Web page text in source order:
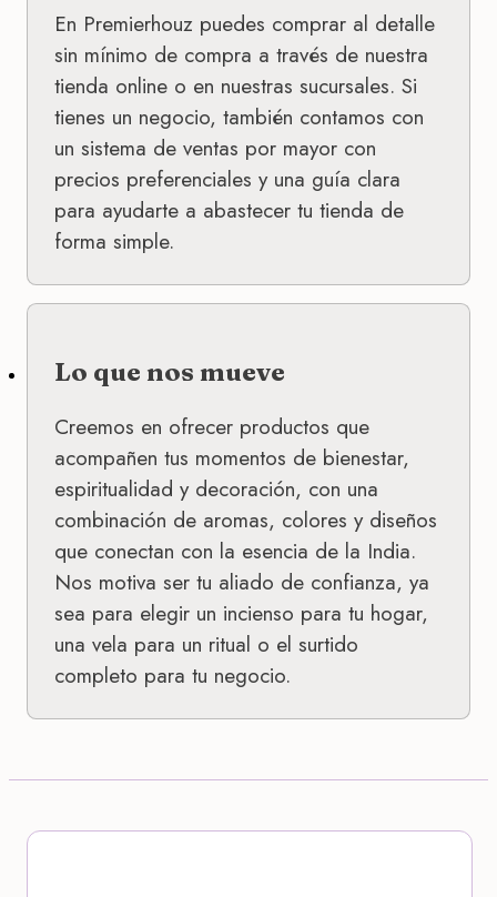
En Premierhouz puedes comprar al detalle
sin mínimo de compra a través de nuestra
tienda online o en nuestras sucursales. Si
tienes un negocio, también contamos con
un sistema de ventas por mayor con
precios preferenciales y una guía clara
para ayudarte a abastecer tu tienda de
forma simple.
Lo que nos mueve
Creemos en ofrecer productos que
acompañen tus momentos de bienestar,
espiritualidad y decoración, con una
combinación de aromas, colores y diseños
que conectan con la esencia de la India.
Nos motiva ser tu aliado de confianza, ya
sea para elegir un incienso para tu hogar,
una vela para un ritual o el surtido
completo para tu negocio.